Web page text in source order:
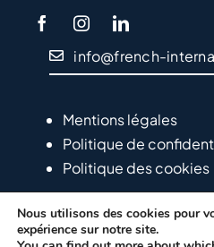
info@french-
Mentions légales
Politique de
Politique des cookies
Nous utilisons des cookies pour
expérience sur notre site.